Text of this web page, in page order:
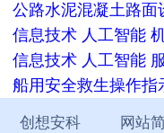
公路水泥混凝土路面
信息技术 人工智能
信息技术 人工智能
船用安全救生操作指
创想安科 网站